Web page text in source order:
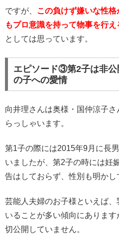
ですが、 この負けず嫌いな性
もプロ意識を持って物事を行え
としては思っています。
エピソード③第2子は非公
の子への愛情
向井理さんは奥様・国仲涼子
らっしゃいます。
第1子の際には2015年9月に長
いましたが、第2子の時には妊
告はしておらず、性別も明かし
芸能人夫婦のお子様といえば
いることが多い傾向にありま
切公開していません。